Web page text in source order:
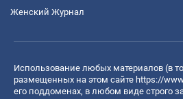
Женский Журнал
Использование любых материалов (в
размещенных на этом сайте https://
его поддоменах, в любом виде строго